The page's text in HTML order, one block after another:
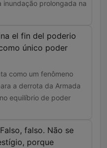
inundação prolongada na
el fin del poderio
único poder
como um fenômeno
a derrota da Armada
equilíbrio de poder
falso. Não se
porque